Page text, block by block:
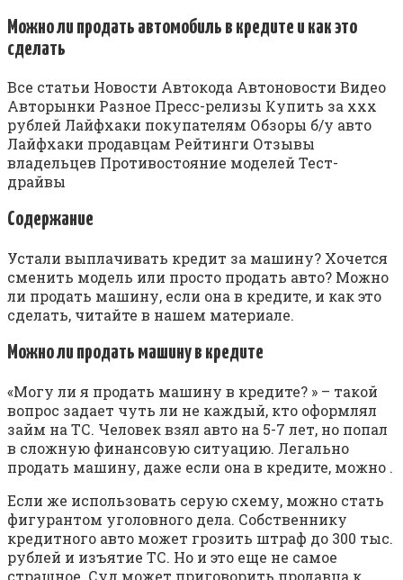
Можно ли продать автомобиль в кредите и как это
сделать
Все статьи Новости Автокода Автоновости Видео
Авторынки Разное Пресс-релизы Купить за xxx
рублей Лайфхаки покупателям Обзоры б/у авто
Лайфхаки продавцам Рейтинги Отзывы
владельцев Противостояние моделей Тест-
драйвы
Содержание
Устали выплачивать кредит за машину? Хочется
сменить модель или просто продать авто? Можно
ли продать машину, если она в кредите, и как это
сделать, читайте в нашем материале.
Можно ли продать машину в кредите
«Могу ли я продать машину в кредите? » – такой
вопрос задает чуть ли не каждый, кто оформлял
займ на ТС. Человек взял авто на 5-7 лет, но попал
в сложную финансовую ситуацию. Легально
продать машину, даже если она в кредите, можно .
Если же использовать серую схему, можно стать
фигурантом уголовного дела. Собственнику
кредитного авто может грозить штраф до 300 тыс.
рублей и изъятие ТС. Но и это еще не самое
страшное. Суд может приговорить продавца к